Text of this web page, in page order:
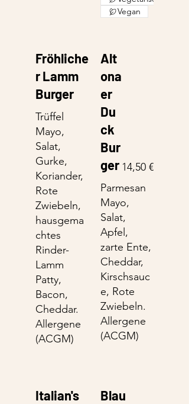
Vegan
Fröhliche
r Lamm
Burger
Trüffel
Mayo,
Salat,
Gurke,
Koriander,
Rote
Zwiebeln,
hausgema
chtes
Rinder-
Lamm
Patty,
Bacon,
Cheddar.
Allergene
(ACGM)
Alt
ona
er
Du
ck
Bur
ger
Parmesan
Mayo,
Salat,
Apfel,
zarte Ente,
Cheddar,
Kirschsauc
e, Rote
Zwiebeln.
Allergene
(ACGM)
14,50 €
Italian's
Blau